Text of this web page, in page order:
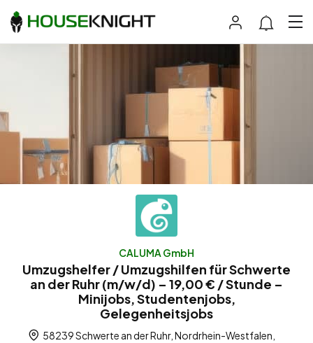
CALUMA GmbH
Umzugshelfer / Umzugshilfen für Schwerte
an der Ruhr (m/w/d) – 19,00 € / Stunde –
Minijobs, Studentenjobs,
Gelegenheitsjobs
58239 Schwerte an der Ruhr, Nordrhein-Westfalen,